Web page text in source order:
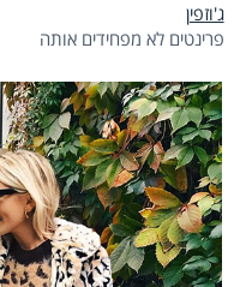
ג'וזפין
פרינטים לא מפחידים אותה